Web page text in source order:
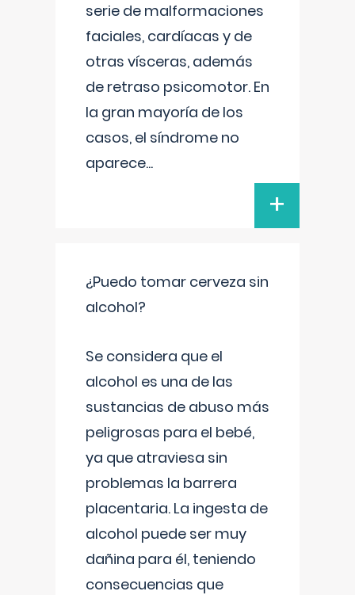
serie de malformaciones
faciales, cardíacas y de
otras vísceras, además
de retraso psicomotor. En
la gran mayoría de los
casos, el síndrome no
aparece...
+
¿Puedo tomar cerveza sin
alcohol?
Se considera que el
alcohol es una de las
sustancias de abuso más
peligrosas para el bebé,
ya que atraviesa sin
problemas la barrera
placentaria. La ingesta de
alcohol puede ser muy
dañina para él, teniendo
consecuencias que